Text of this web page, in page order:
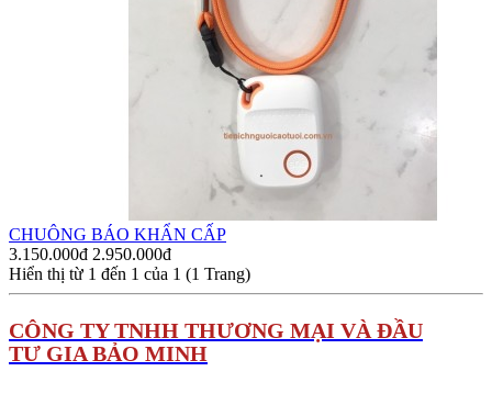
CHUÔNG BÁO KHẨN CẤP
3.150.000đ 2.950.000đ
Hiển thị từ 1 đến 1 của 1 (1 Trang)
CÔNG TY TNHH THƯƠNG MẠI VÀ ĐẦU
TƯ GIA BẢO MINH